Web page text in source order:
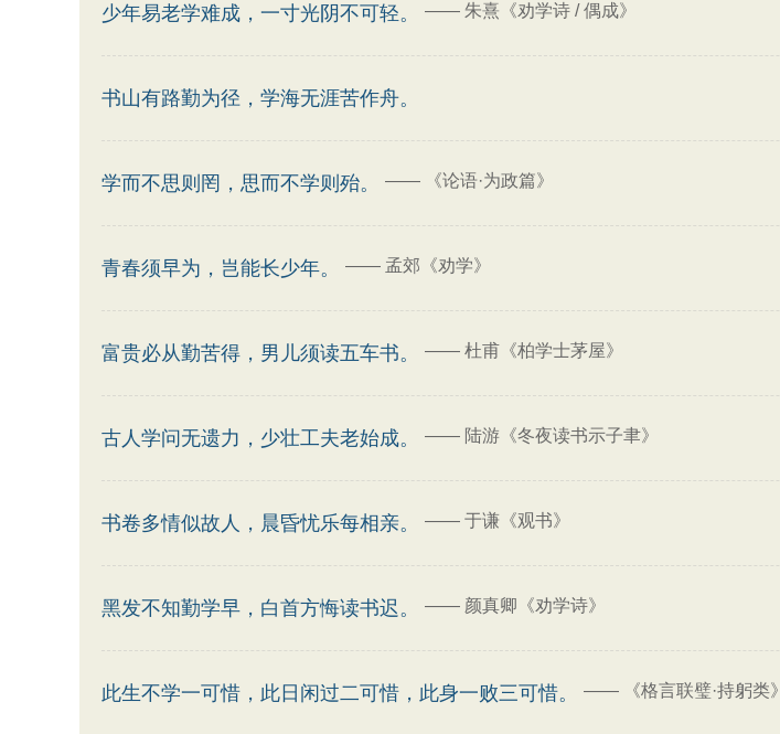
少年易老学难成，一寸光阴不可轻。 —— 朱熹《劝学诗 / 偶成》
书山有路勤为径，学海无涯苦作舟。
学而不思则罔，思而不学则殆。 —— 《论语·为政篇》
青春须早为，岂能长少年。 —— 孟郊《劝学》
富贵必从勤苦得，男儿须读五车书。 —— 杜甫《柏学士茅屋》
古人学问无遗力，少壮工夫老始成。 —— 陆游《冬夜读书示子聿》
书卷多情似故人，晨昏忧乐每相亲。 —— 于谦《观书》
黑发不知勤学早，白首方悔读书迟。 —— 颜真卿《劝学诗》
此生不学一可惜，此日闲过二可惜，此身一败三可惜。 —— 《格言联璧·持躬类》